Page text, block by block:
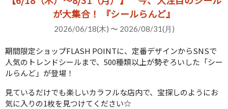
が大集合！ 『シールらんど』
2026/06/18(木) 〜 2026/08/31(月)
期間限定ショップFLASH POINTに、定番デザインからSNSで
人気のトレンドシールまで、500種類以上が勢ぞろいした「シー
ルらんど」が登場！
見ているだけでも楽しいカラフルな店内で、宝探しのようにお
気に入りの1枚を見つけてください☆